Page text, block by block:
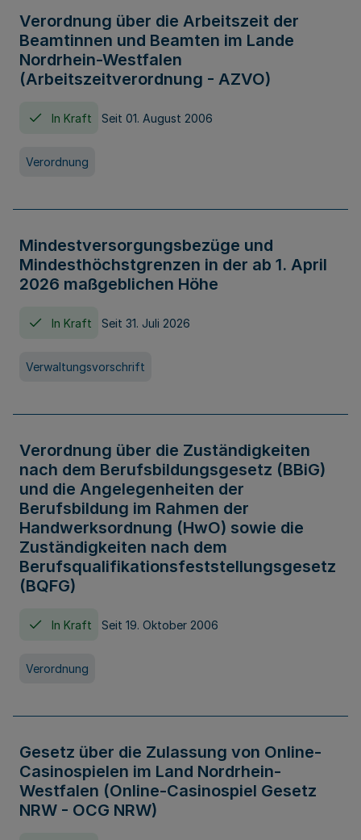
Verordnung über die Arbeitszeit der
Beamtinnen und Beamten im Lande
Nordrhein-Westfalen
(Arbeitszeitverordnung - AZVO)
In Kraft Seit 01. August 2006
Verordnung
Mindestversorgungsbezüge und
Mindesthöchstgrenzen in der ab 1. April
2026 maßgeblichen Höhe
In Kraft Seit 31. Juli 2026
Verwaltungsvorschrift
Verordnung über die Zuständigkeiten
nach dem Berufsbildungsgesetz (BBiG)
und die Angelegenheiten der
Berufsbildung im Rahmen der
Handwerksordnung (HwO) sowie die
Zuständigkeiten nach dem
Berufsqualifikationsfeststellungsgesetz
(BQFG)
In Kraft Seit 19. Oktober 2006
Verordnung
Gesetz über die Zulassung von Online-
Casinospielen im Land Nordrhein-
Westfalen (Online-Casinospiel Gesetz
NRW - OCG NRW)